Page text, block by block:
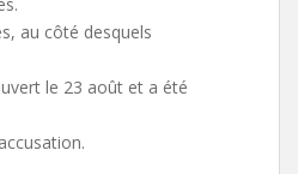
au côté desquels
le 23 août et a été